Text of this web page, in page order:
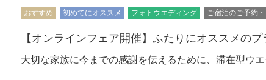
おすすめ 初めてにオススメ フォトウエディング ご宿泊のご予約
【オンラインフェア開催】ふたりにオススメの
大切な家族に今までの感謝を伝えるために、滞在型ウ